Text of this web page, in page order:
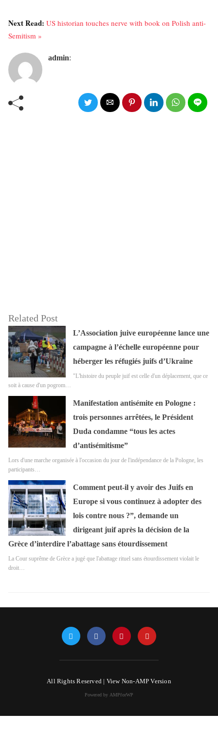
Next Read: US historian touches nerve with book on Polish anti-
Semitism »
admin:
Related Post
L’Association juive européenne lance une
campagne à l’échelle européenne pour
héberger les réfugiés juifs d’Ukraine
"L'histoire du peuple juif est celle d'un déplacement, que ce
soit à cause d'un pogrom…
Manifestation antisémite en Pologne :
trois personnes arrêtées, le Président
Duda condamne “tous les actes
d’antisémitisme”
Lors d'une marche organisée à l'occasion du jour de l'indépendance de la Pologne, les
participants…
Comment peut-il y avoir des Juifs en
Europe si vous continuez à adopter des
lois contre nous ?”, demande un
dirigeant juif après la décision de la
Grèce d’interdire l’abattage sans étourdissement
La Cour suprême de Grèce a jugé que l'abattage rituel sans étourdissement violait le
droit…
All Rights Reserved | View Non-AMP Version
Powered by AMPforWP